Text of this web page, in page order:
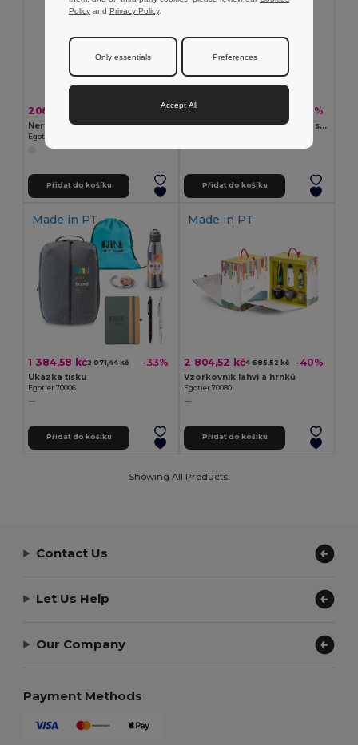
206,61 kč -31%
Nerezová termoska 1000 ml
Egotier 94679
Přidat do košíku
55,24 kč -30%
Polyamidový a polyesterový sportovní ručník s obalem ve tvaru láhve
Přidat do košíku
Made in PT
1 384,58 kč2 071,44 kč -33%
Ukázka tisku
Egotier 70006
Přidat do košíku
Made in PT
2 804,52 kč4 685,52 kč -40%
Vzorkovník lahví a hrnků
Egotier 70080
Přidat do košíku
Showing All Products.
Contact Us
Let Us Help
Our Company
Payment Methods
Policy and Privacy Policy.
Only essentials Preferences
Accept All